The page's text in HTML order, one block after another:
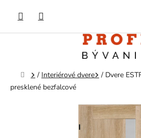
obsah
Domov
/ Interiérové dvere / Dvere
presklené bezfalcové